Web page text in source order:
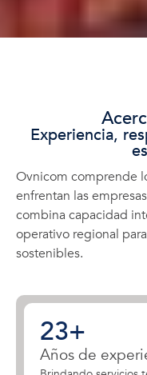
Experiencia,
Ovnicom comprende
enfrentan las
combina capacidad
operativo regional
sostenibles.
Años de
23+